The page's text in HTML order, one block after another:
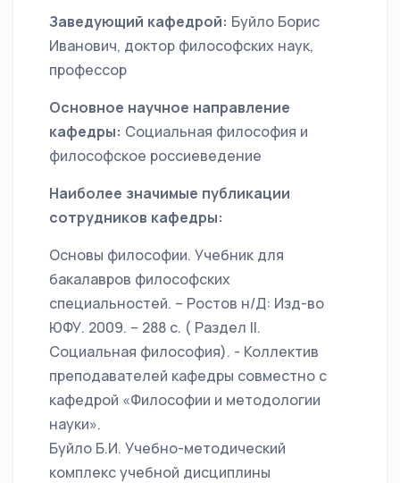
Заведующий кафедрой: Буйло Борис
Иванович, доктор философских наук,
профессор
Основное научное направление
кафедры: Социальная философия и
философское россиеведение
Наиболее значимые публикации
сотрудников кафедры:
Основы философии. Учебник для
бакалавров философских
специальностей. – Ростов н/Д: Изд-во
ЮФУ. 2009. – 288 с. ( Раздел II.
Социальная философия). - Коллектив
преподавателей кафедры совместно с
кафедрой «Философии и методологии
науки».
Буйло Б.И. Учебно-методический
комплекс учебной дисциплины